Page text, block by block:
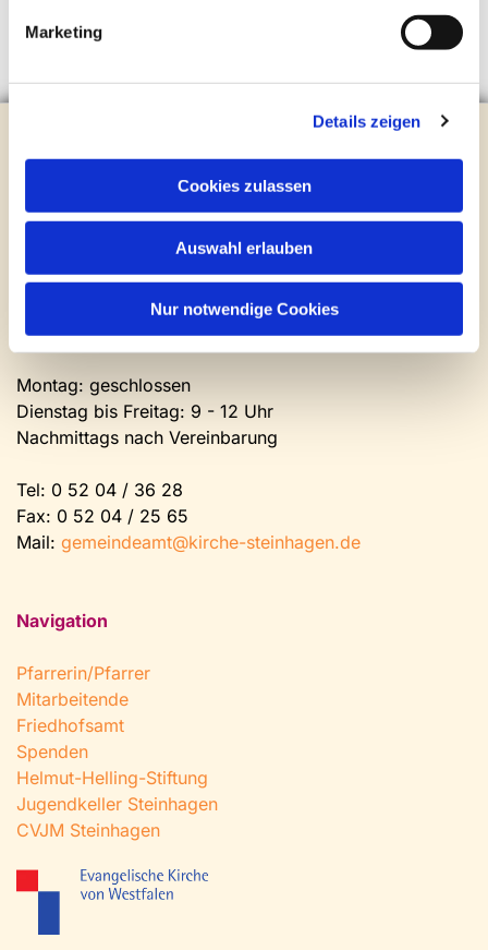
Marketing
Details zeigen
Cookies zulassen
Auswahl erlauben
Nur notwendige Cookies
Evangelische Kirchengemeinde Steinhagen
Brockhagener Straße 28 | 33803 Steinhagen
0 52 04 / 36 28
Mail:gemeindeamt@kirche-steinhagen.de
Newsletter abonnieren
Kontakt und Öffnungszeiten
Gemeinde- und Friedhofsamt
Montag: geschlossen
Dienstag bis Freitag: 9 - 12 Uhr
Nachmittags nach Vereinbarung
Tel: 0 52 04 / 36 28
Fax: 0 52 04 / 25 65
Mail: gemeindeamt@kirche-steinhagen.de
Navigation
Pfarrerin/Pfarrer
Mitarbeitende
Friedhofsamt
Spenden
Helmut-Helling-Stiftung
Jugendkeller Steinhagen
CVJM Steinhagen